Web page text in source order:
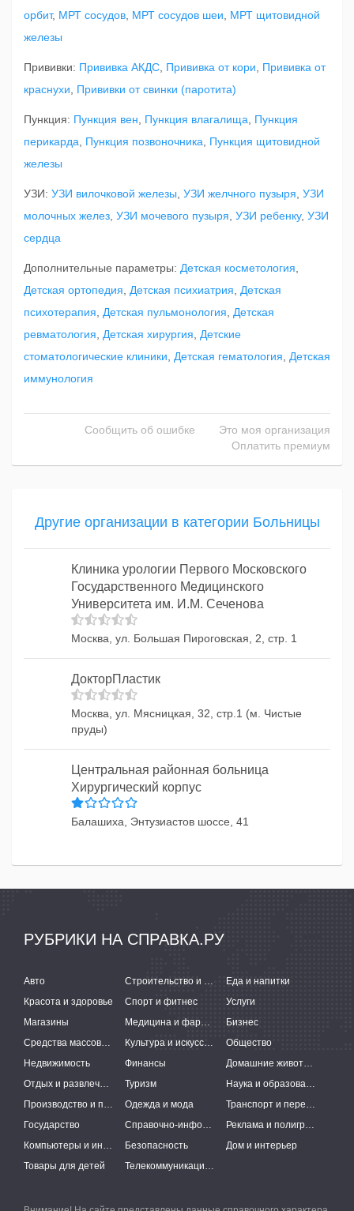
орбит, МРТ сосудов МРТ сосудов шеи
МРТ щитовидной
железы
Прививки: Прививка АКДС Прививка от кори
Прививка от
краснухи
Прививки от свинки (паротита)
Пункция: Пункция вен Пункция влагалища
Пункция
перикарда
Пункция позвоночника
Пункция щитовидной
железы
УЗИ: УЗИ вилочковой железы УЗИ желчного пузыря УЗИ
молочных желез УЗИ мочевого пузыря УЗИ ребенку, УЗИ
сердца
Дополнительные параметры: Детская косметология
Детская ортопедия
Детская психиатрия
Детская
психотерапия
Детская пульмонология
Детская
ревматология
Детская хирургия
Детские
стоматологические клиники
Детская гематология
Детская
иммунология
Сообщить об ошибке
Это моя организация
Оплатить премиум
Другие организации в категории Больницы
Клиника урологии Первого Московского
Государственного Медицинского
Университета им. И.М. Сеченова
Москва, ул. Большая Пироговская, 2, стр. 1
ДокторПластик
Москва, ул. Мясницкая, 32, стр.1 (м. Чистые
пруды)
Центральная районная больница
Хирургический корпус
Балашиха, Энтузиастов шоссе, 41
РУБРИКИ НА СПРАВКА.РУ
Авто Строительство и ремонт
Еда и напитки
Красота и здоровье
Спорт и фитнес
Услуги
Магазины
Медицина и фармацевтика
Бизнес
Средства массовой информации
Культура и искусство
Общество
Недвижимость
Финансы
Домашние животные
Отдых и развлечения
Туризм
Наука и образование
Производство и поставки
Одежда и мода
Транспорт и перевозки
Государство
Справочно-информационные системы
Реклама и полиграфия
Компьютеры и интернет
Безопасность
Дом и интерьер
Товары для детей
Телекоммуникации и связь